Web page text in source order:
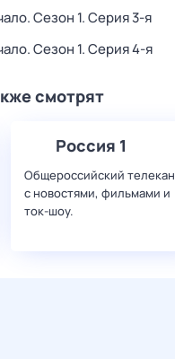
. Сезон 1. Серия 3-я
. Сезон 1. Серия 4-я
смотрят
Россия 1
Общероссийский
с новостями, фильмами и
ток-шоу.